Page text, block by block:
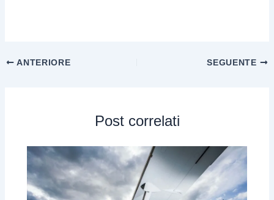
ANTERIORE SEGUENTE
Post correlati